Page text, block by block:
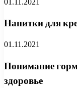
Напитки для
01.11.2021
Понимание
здоровье